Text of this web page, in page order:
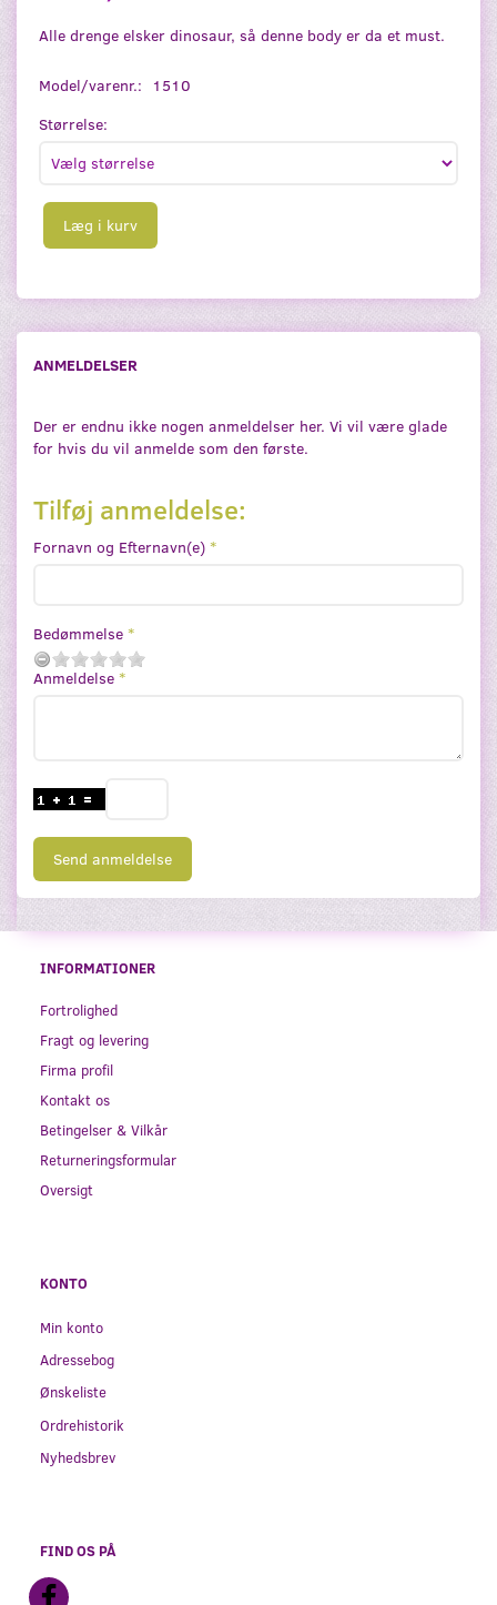
Alle drenge elsker dinosaur, så denne body er da et must.
Model/varenr.:
1510
Størrelse:
Læg i kurv
ANMELDELSER
Der er endnu ikke nogen anmeldelser her. Vi vil være glade
for hvis du vil anmelde som den første.
Tilføj anmeldelse:
Fornavn og Efternavn(e)
Bedømmelse
Anmeldelse
Send anmeldelse
INFORMATIONER
Fortrolighed
Fragt og levering
Firma profil
Kontakt os
Betingelser & Vilkår
Returneringsformular
Oversigt
KONTO
Min konto
Adressebog
Ønskeliste
Ordrehistorik
Nyhedsbrev
FIND OS PÅ